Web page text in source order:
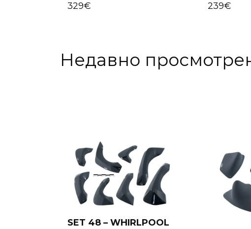
329€
239€
Недавно
SET 48 – WHIRLPOOL